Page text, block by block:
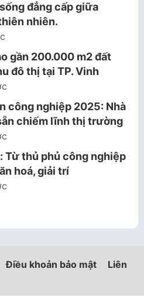
đẳng cấp giữa
nhiên.
gần 200.000 m2 đất
đô thị tại TP. Vinh
công nghiệp 2025: Nhà
chiếm lĩnh thị trường
Từ thủ phủ công nghiệp
hoá, giải trí
Điều khoản bảo mật
Liên